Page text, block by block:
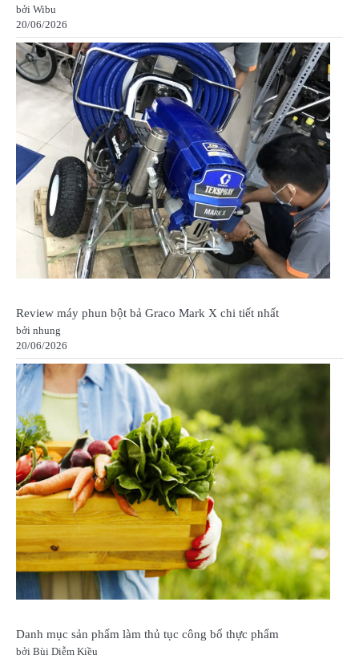
bởi Wibu
20/06/2026
Review máy phun bột bả Graco Mark X chi tiết nhất
bởi nhung
20/06/2026
Danh mục sản phẩm làm thủ tục công bố thực phẩm
bởi Bùi Diễm Kiều